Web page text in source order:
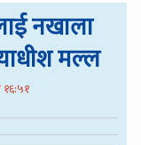
नखाला
मल्ल
१६:५१